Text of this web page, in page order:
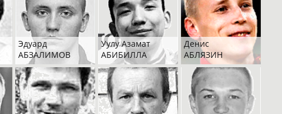
Эдуард
АБЗАЛИМОВ
Уулу Азамат
АБИБИЛЛА
Денис
АБЛЯЗИН